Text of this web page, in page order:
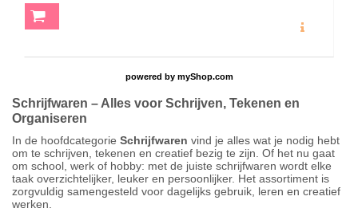
powered by myShop.com
Schrijfwaren – Alles voor Schrijven, Tekenen en
Organiseren
In de hoofdcategorie Schrijfwaren vind je alles wat je nodig hebt
om te schrijven, tekenen en creatief bezig te zijn. Of het nu gaat
om school, werk of hobby: met de juiste schrijfwaren wordt elke
taak overzichtelijker, leuker en persoonlijker. Het assortiment is
zorgvuldig samengesteld voor dagelijks gebruik, leren en creatief
werken.